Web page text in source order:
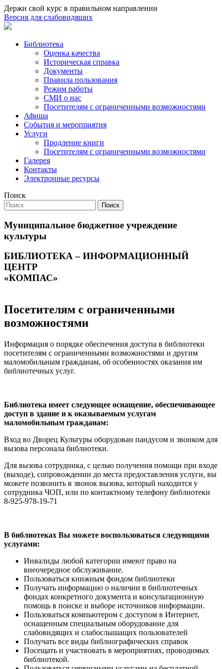
Держи свой курс в правильном направлении
Версия для слабовидящих
Библиотека
Оценка качества
Историческая справка
Документы
Правила пользования
Режим работы
СМИ о нас
Посетителям с ограниченными возможностями
Афиша
События и мероприятия
Услуги
Продление книги
Посетителям с ограниченными возможностями
Галерея
Контакты
Электронные ресурсы
Поиск
Поиск
Муниципальное бюджетное учреждение
культуры
БИБЛИОТЕКА – ИНФОРМАЦИОННЫЙ
ЦЕНТР
«КОМПАС»
Посетителям с ограниченными
возможностями
Информация о порядке обеспечения доступа в библиотеки
посетителям с ограниченными возможностями и другим
маломобильным гражданам, об особенностях оказания им
библиотечных услуг.
Библиотека имеет следующее оснащение, обеспечивающее
доступ в здание и к оказываемым услугам
маломобильным гражданам:
Вход во Дворец Культуры оборудован пандусом и звонком для
вызова персонала библиотеки.
Для вызова сотрудника, с целью получения помощи при входе
(выходе), сопровождении до места предоставления услуги, вы
можете позвонить в звонок вызова, который находится у
сотрудника ЧОП, или по контактному телефону библиотеки
8-925-978-19-71
В библиотеках Вы можете воспользоваться следующими
услугами:
Инвалиды любой категории имеют право на
внеочередное обслуживание.
Пользоваться книжным фондом библиотеки
Получать информацию о наличии в библиотечных
фондах конкретного документа и консультационную
помощь в поиске и выборе источников информации.
Пользоваться компьютером с доступом в Интернет,
оснащенным специальным оборудование для
слабовидящих и слабослышащих пользователей
Получать все виды библиографических справок
Посещать и участвовать в мероприятиях, проводимых
библиотекой.